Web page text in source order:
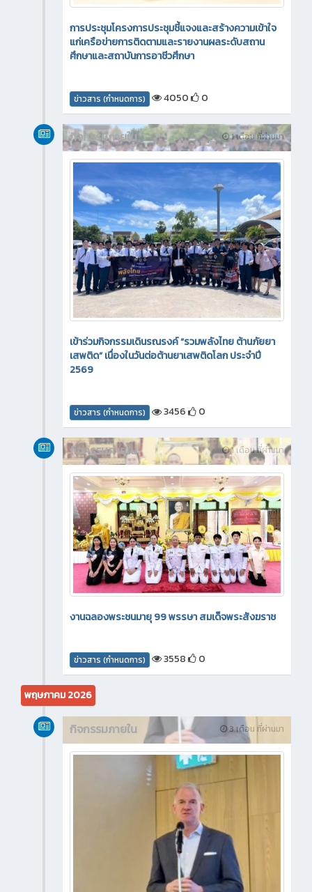
การประชุมโครงการประชุมชี้แจงและสร้างความเข้าใจ
แก่เครือข่ายการติดตามและรายงานผลระดับสถาน
ศึกษาและสถาบันการอาชีวศึกษา
ข่าวสาร (กำหนดการ) 4050 0
1 เดือน ที่ผ่านมา
กิจกรรมภายใน
เข้าร่วมกิจกรรมเดินรณรงค์ “รวมพลังไทย ต้านภัยยา
เสพติด” เนื่องในวันต่อต้านยาเสพติดโลก ประจำปี
2569
ข่าวสาร (กำหนดการ) 3456 0
1 เดือน ที่ผ่านมา
กิจกรรมภายใน
งานฉลองพระชนมายุ 99 พรรษา สมเด็จพระสังฆราช
ข่าวสาร (กำหนดการ) 3558 0
พฤษภาคม 2026
3 เดือน ที่ผ่านมา
กิจกรรมภายใน